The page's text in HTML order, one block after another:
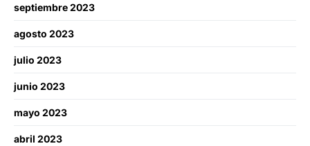
septiembre 2023
agosto 2023
julio 2023
junio 2023
mayo 2023
abril 2023